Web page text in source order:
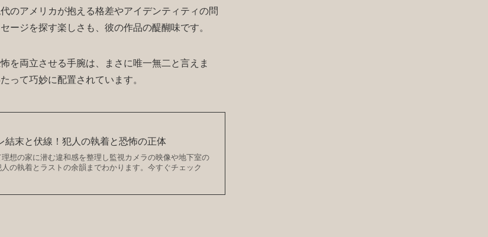
のアメリカが抱える格差やアイデンティティの問
ージを探す楽しさも、彼の作品の醍醐味です。
を両立させる手腕は、まさに唯一無二と言えま
って巧妙に配置されています。
結末と伏線！犯人の執着と恐怖の正体
想の家に潜む違和感を整理し監視カメラの映像や地下室の
の執着とラストの余韻までわかります。今すぐチェック